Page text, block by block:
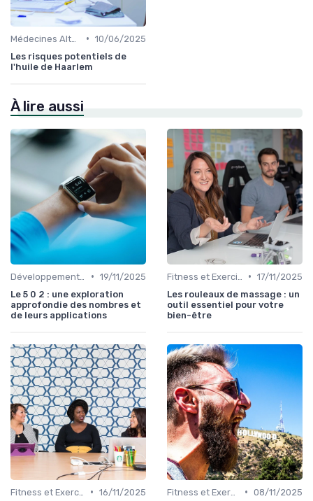
• 10/06/2025
Les risques potentiels de
l'huile de Haarlem
À lire aussi
• 19/11/2025
Le 5 0 2 : une exploration
approfondie des nombres et
de leurs applications
• 17/11/2025
Les rouleaux de massage : un
outil essentiel pour votre
bien-être
• 16/11/2025
• 08/11/2025